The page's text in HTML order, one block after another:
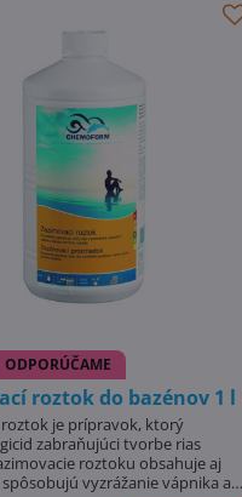
ODPORÚČAME
roztok do bazénov 1 l
je prípravok, ktorý
rias
roztoku obsahuje aj